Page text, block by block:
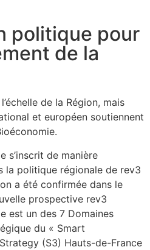
politique pour
de la
de la Région, mais
et européen soutiennent
s’inscrit de manière
la politique régionale de rev3
a été confirmée dans le
prospective rev3
est un des 7 Domaines
du « Smart
(S3) Hauts-de-France